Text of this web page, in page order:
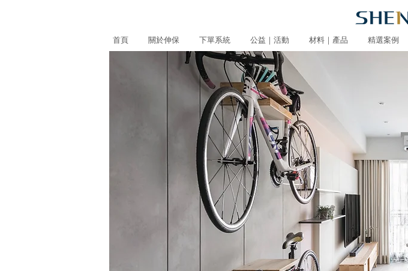
首頁 關於伸保 下單系統 公益｜活動 材料｜產品 精選案例